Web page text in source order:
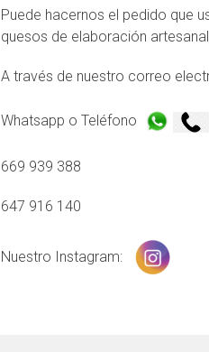
Puede hacernos el pedido que
quesos de elaboración
A través de nuestro correo
Whatsapp o Teléfono
669 939 388
647 916 140
Nuestro Instagram: